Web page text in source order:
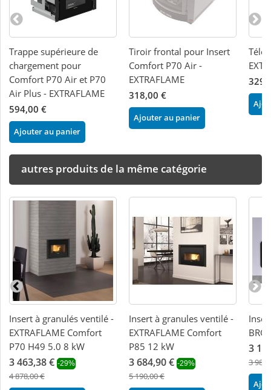
Trappe supérieure de
chargement pour
Comfort P70 Air et P70
Air Plus - EXTRAFLAME
594,00 €
Ajouter au panier
Tiroir frontal pour Insert
Comfort P70 Air -
EXTRAFLAME
318,00 €
Ajouter au panier
autres produits de la même catégorie
Insert à granulés ventilé -
EXTRAFLAME Comfort
P70 H49 5.0 8 kW
3 463,38 € -29%
4 878,00 €
Insert à granules ventilé -
EXTRAFLAME Comfort
P85 12 kW
3 684,90 € -29%
5 190,00 €
3
3